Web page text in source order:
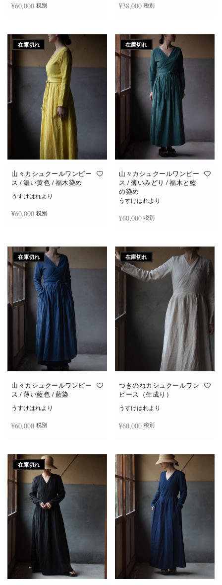
¥60,000 税別 ¥38,000 税別
在庫切れ
山々カシュクールワンピー
ス / 濃い黄色 / 福木染め
うすけはれより
¥60,000 税別
在庫切れ
山々カシュクールワンピー
ス / 薄いみどり / 福木と藍
の染め
うすけはれより
¥60,000 税別
在庫切れ
山々カシュクールワンピー
ス / 薄い藍色 / 藍染
うすけはれより
¥60,000 税別
在庫切れ
つきのねカシュクールワン
ピース（生成り）
うすけはれより
¥60,000 税別
在庫切れ